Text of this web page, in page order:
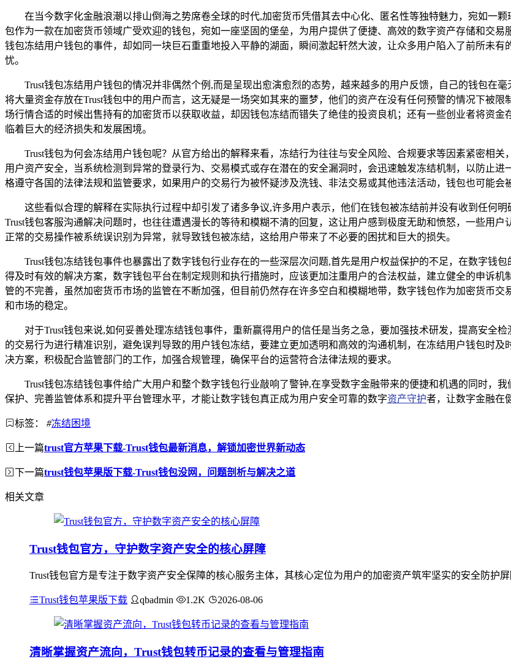
在当今数字化金融浪潮以排山倒海之势席卷全球的时代,加密货币凭借其去中心化、匿名性等独特魅力，宛如一
包作为一款在加密货币领域广受欢迎的钱包，宛如一座坚固的堡垒，为用户提供了便捷、高效的数字资产存储和交
钱包冻结用户钱包的事件，却如同一块巨石重重地投入平静的湖面，瞬间激起轩然大波，让众多用户陷入了前所未
忧。
Trust钱包冻结用户钱包的情况并非偶然个例,而是呈现出愈演愈烈的态势，越来越多的用户反馈，自己的钱包在
将大量资金存放在Trust钱包中的用户而言，这无疑是一场突如其来的噩梦，他们的资产在没有任何预警的情况下被
场行情合适的时候出售持有的加密货币以获取收益，却因钱包冻结而错失了绝佳的投资良机；还有一些创业者将资
临着巨大的经济损失和发展困境。
Trust钱包为何会冻结用户钱包呢？从官方给出的解释来看，冻结行为往往与安全风险、合规要求等因素紧密相
用户资产安全，当系统检测到异常的登录行为、交易模式或存在潜在的安全漏洞时，会迅速触发冻结机制，以防止
格遵守各国的法律法规和监管要求，如果用户的交易行为被怀疑涉及洗钱、非法交易或其他违法活动，钱包也可能会
这些看似合理的解释在实际执行过程中却引发了诸多争议,许多用户表示，他们在钱包被冻结前并没有收到任何
Trust钱包客服沟通解决问题时，也往往遭遇漫长的等待和模糊不清的回复，这让用户感到极度无助和愤怒，一些用
正常的交易操作被系统误识别为异常，就导致钱包被冻结，这给用户带来了不必要的困扰和巨大的损失。
Trust钱包冻结钱包事件也暴露出了数字钱包行业存在的一些深层次问题,首先是用户权益保护的不足，在数字钱
得及时有效的解决方案，数字钱包平台在制定规则和执行措施时，应该更加注重用户的合法权益，建立健全的申诉
管的不完善，虽然加密货币市场的监管在不断加强，但目前仍然存在许多空白和模糊地带，数字钱包作为加密货币
和市场的稳定。
对于Trust钱包来说,如何妥善处理冻结钱包事件，重新赢得用户的信任是当务之急，要加强技术研发，提高安全
的交易行为进行精准识别，避免误判导致的用户钱包冻结，要建立更加透明和高效的沟通机制，在冻结用户钱包时
决方案，积极配合监管部门的工作，加强合规管理，确保平台的运营符合法律法规的要求。
Trust钱包冻结钱包事件给广大用户和整个数字钱包行业敲响了警钟,在享受数字金融带来的便捷和机遇的同时，
保护、完善监管体系和提升平台管理水平，才能让数字钱包真正成为用户安全可靠的数字资产守护者，让数字金融在
标签： #冻结困境
上一篇trust官方苹果下载-Trust钱包最新消息，解锁加密世界新动态
下一篇trust钱包苹果版下载-Trust钱包没网，问题剖析与解决之道
相关文章
Trust钱包官方，守护数字资产安全的核心屏障
Trust钱包官方是专注于数字资产安全保障的核心服务主体，其核心定位为用户的加密资产筑牢坚实的安全防护
Trust钱包苹果版下载 qbadmin 1.2K 2026-08-06
清晰掌握资产流向，Trust钱包转币记录的查看与管理指南